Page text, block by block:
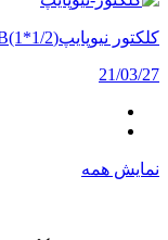
کلکتور نیوپایپ(۴B(1*1/2
21/03/27
نمایش همه